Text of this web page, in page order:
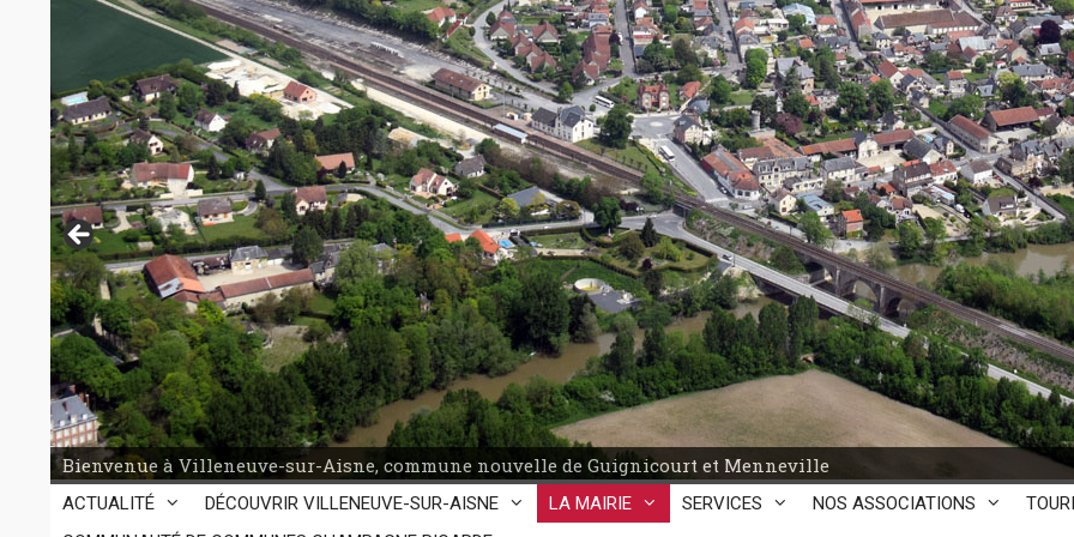
Bienvenue à Villeneuve-sur-Aisne, commune nouvelle de Guignicourt et Menneville
ACTUALITÉ DÉCOUVRIR VILLENEUVE-SUR-AISNE LA MAIRIE SERVICES NOS ASSOCIATIONS